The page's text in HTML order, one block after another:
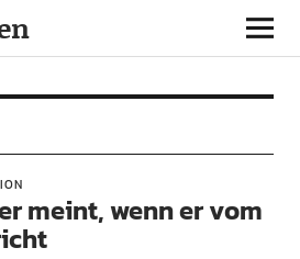
meint, wenn er vom